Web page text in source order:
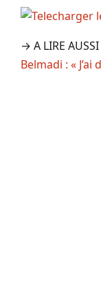
→ A LIRE AUSSI
Belmadi : «